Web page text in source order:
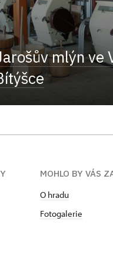
mlýn ve
MOHLO BY VÁS
O hradu
Fotogalerie